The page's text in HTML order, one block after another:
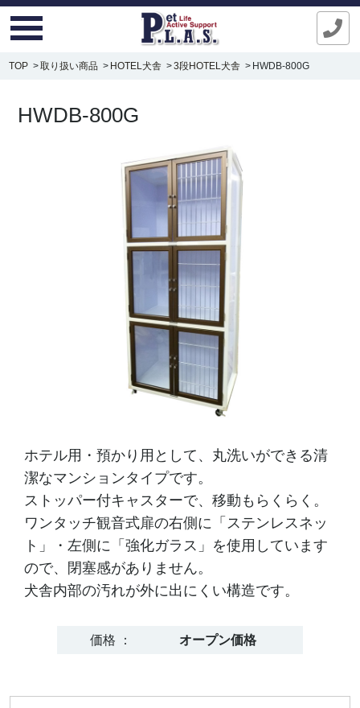
TOP 取り扱い商品 HOTEL犬舎 3段HOTEL犬舎 HWDB-800G
HWDB-800G
ホテル用・預かり用として、丸洗いができる清
潔なマンションタイプです。
ストッパー付キャスターで、移動もらくらく。
ワンタッチ観音式扉の右側に「ステンレスネッ
ト」・左側に「強化ガラス」を使用しています
ので、閉塞感がありません。
犬舎内部の汚れが外に出にくい構造です。
価格 ： オープン価格